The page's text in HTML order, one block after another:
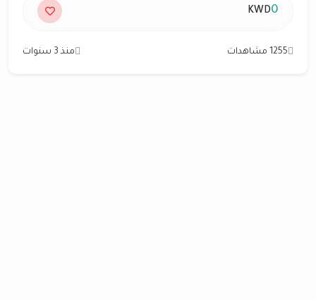
0
KWD
1255 مشاهدات منذ 3 سنوات